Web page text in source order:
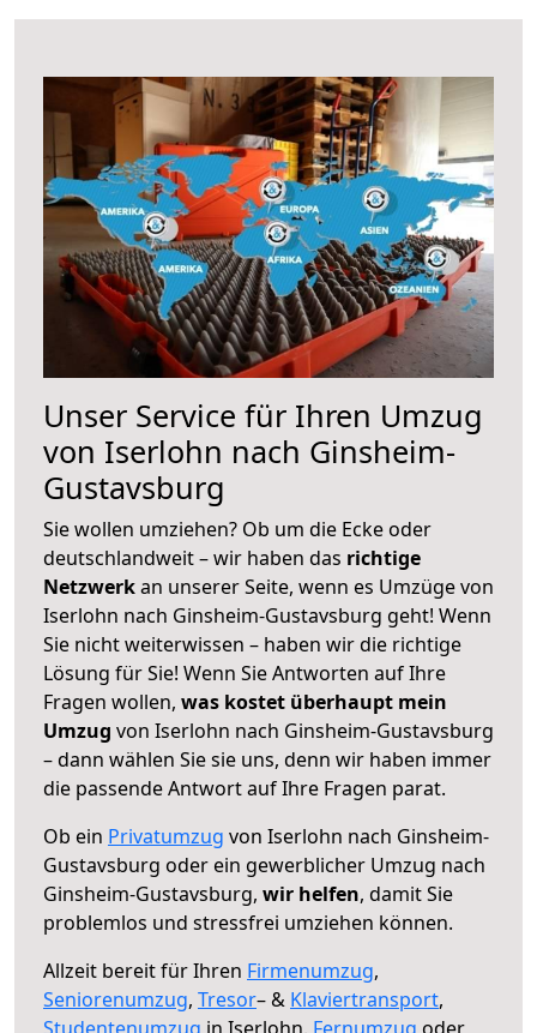
Unser Service für Ihren Umzug
von Iserlohn nach Ginsheim-
Gustavsburg
Sie wollen umziehen? Ob um die Ecke oder
deutschlandweit – wir haben das richtige
Netzwerkan unserer Seite, wenn es Umzüge von
Iserlohn nach Ginsheim-Gustavsburg geht! Wenn
Sie nicht weiterwissen – haben wir die richtige
Lösung für Sie! Wenn Sie Antworten auf Ihre
Fragen wollen, was kostet überhaupt mein
Umzug von Iserlohn nach Ginsheim-Gustavsburg
– dann wählen Sie sie uns, denn wir haben immer
die passende Antwort auf Ihre Fragen parat.
Ob ein Privatumzug von Iserlohn nach Ginsheim-
Gustavsburg oder ein gewerblicher Umzug nach
Ginsheim-Gustavsburg, wir helfen, damit Sie
problemlos und stressfrei umziehen können.
Allzeit bereit für Ihren Firmenumzug,
Seniorenumzug, Tresor– & Klaviertransport,